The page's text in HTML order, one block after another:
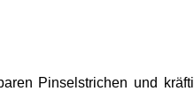
Pinselstrichen und